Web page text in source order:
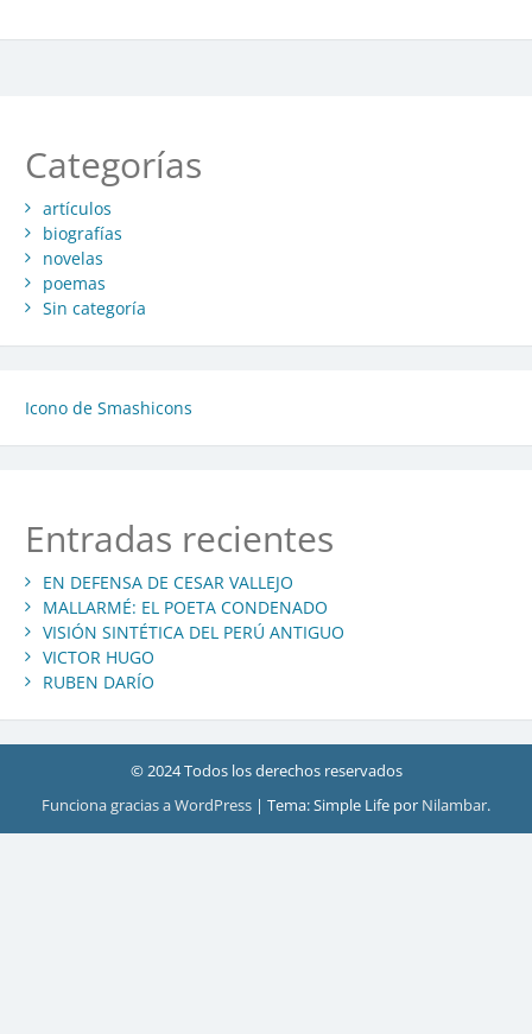
Categorías
artículos
biografías
novelas
poemas
Sin categoría
Icono de Smashicons
Entradas recientes
EN DEFENSA DE CESAR VALLEJO
MALLARMÉ: EL POETA CONDENADO
VISIÓN SINTÉTICA DEL PERÚ ANTIGUO
VICTOR HUGO
RUBEN DARÍO
© 2024 Todos los derechos reservados
Funciona gracias a WordPress | Tema: Simple Life por Nilambar.